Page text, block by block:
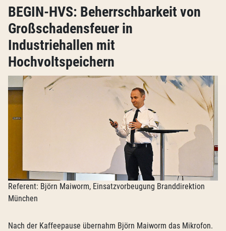
BEGIN-HVS: Beherrschbarkeit von
Großschadensfeuer in
Industriehallen mit
Hochvoltspeichern
Referent: Björn Maiworm, Einsatzvorbeugung Branddirektion
München
Nach der Kaffeepause übernahm Björn Maiworm das Mikrofon.